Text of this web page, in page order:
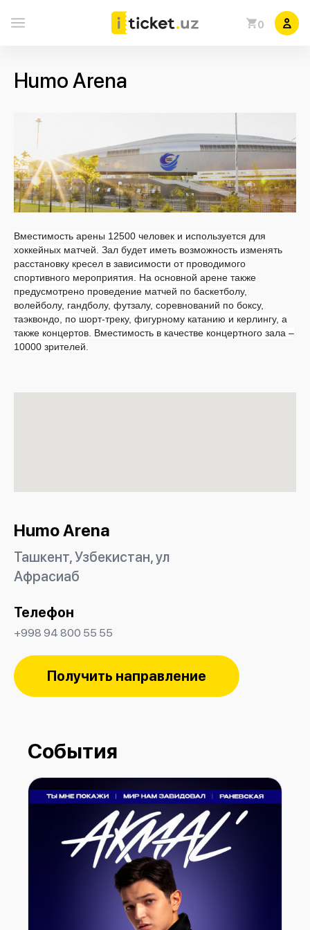
0
Humo Arena
Вместимость арены 12500 человек и используется для
хоккейных матчей. Зал будет иметь возможность изменять
расстановку кресел в зависимости от проводимого
спортивного мероприятия. На основной арене также
предусмотрено проведение матчей по баскетболу,
волейболу, гандболу, футзалу, соревнований по боксу,
таэквондо, по шорт-треку, фигурному катанию и керлингу, а
также концертов. Вместимость в качестве концертного зала –
10000 зрителей.
Humo Arena
Ташкент, Узбекистан, ул
Афрасиаб
Телефон
+998 94 800 55 55
Получить направление
События